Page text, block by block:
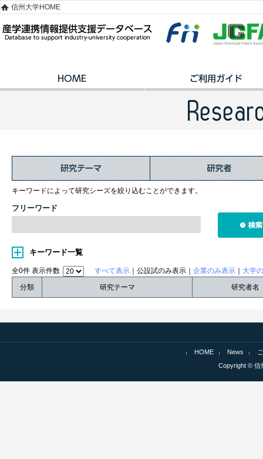
信州大学HOME
キーワードによって研究シーズを絞り込むことができます。
フリーワード
キーワード一覧
全0件 表示件数 すべて表示 ｜公設試のみ表示｜ 企業のみ表示
大学
分類
研究テーマ 研究者名
HOME News
Copyright © 信